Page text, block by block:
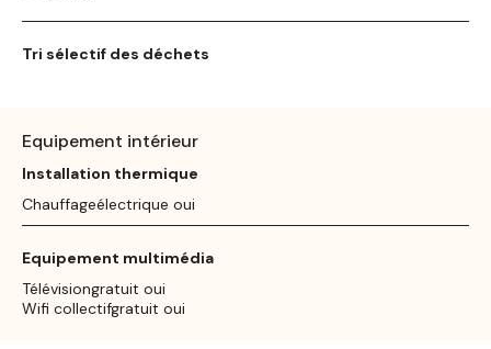
Tri sélectif des déchets
Equipement intérieur
Installation thermique
Chauffageélectrique oui
Equipement multimédia
Télévisiongratuit oui
Wifi collectifgratuit oui